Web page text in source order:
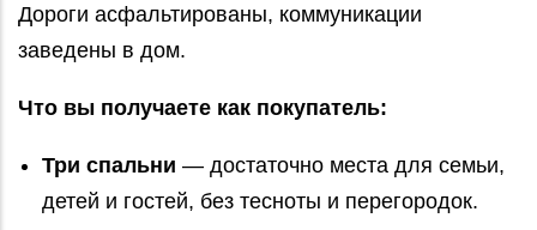
Дороги асфальтированы, коммуникации
заведены в дом.
Что вы получаете как покупатель:
Три спальни — достаточно места для семьи,
детей и гостей, без тесноты и перегородок.